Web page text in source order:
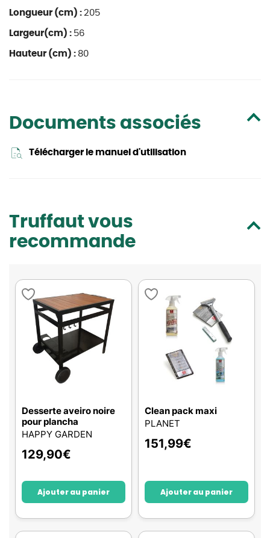
Longueur (cm) : 205
Largeur(cm) : 56
Hauteur (cm) : 80
Documents associés
Télécharger le manuel d'utilisation
Truffaut vous
recommande
Desserte aveiro noire
pour plancha
HAPPY GARDEN
129,90€
Ajouter au panier
Clean pack maxi
PLANET
151,99€
Ajouter au panier